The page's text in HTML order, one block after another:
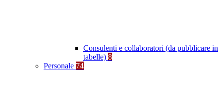
Consulenti e collaboratori (da pubblicare in
tabelle) 8
Personale 74